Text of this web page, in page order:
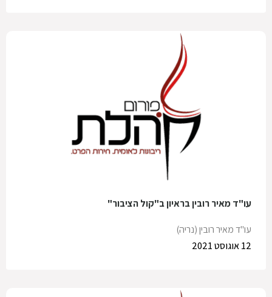
עו"ד מאיר רובין בראיון ב"קול הציבור"
עו"ד מאיר רובין (נריה)
12 אוגוסט 2021